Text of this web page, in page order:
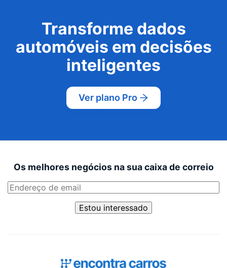
Transforme dados
automóveis em decisões
inteligentes
Ver plano Pro
Os melhores negócios na sua caixa de correio
Estou interessado